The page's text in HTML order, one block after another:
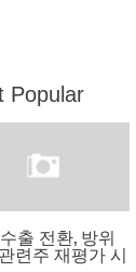
Popular
수출 전환, 방위
련주 재평가 시